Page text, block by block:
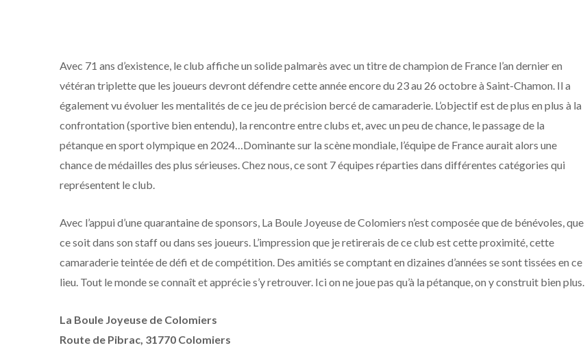
Avec 71 ans d’existence, le club affiche un solide palmarès avec un titre de champion de France l’an dernier en
vétéran triplette que les joueurs devront défendre cette année encore du 23 au 26 octobre à Saint-Chamon. Il a
également vu évoluer les mentalités de ce jeu de précision bercé de camaraderie. L’objectif est de plus en plus à la
confrontation (sportive bien entendu), la rencontre entre clubs et, avec un peu de chance, le passage de la
pétanque en sport olympique en 2024…Dominante sur la scène mondiale, l’équipe de France aurait alors une
chance de médailles des plus sérieuses. Chez nous, ce sont 7 équipes réparties dans différentes catégories qui
représentent le club.
Avec l’appui d’une quarantaine de sponsors, La Boule Joyeuse de Colomiers n’est composée que de bénévoles, que
ce soit dans son staff ou dans ses joueurs. L’impression que je retirerais de ce club est cette proximité, cette
camaraderie teintée de défi et de compétition. Des amitiés se comptant en dizaines d’années se sont tissées en ce
lieu. Tout le monde se connaît et apprécie s’y retrouver. Ici on ne joue pas qu’à la pétanque, on y construit bien plus.
La Boule Joyeuse de Colomiers
Route de Pibrac, 31770 Colomiers